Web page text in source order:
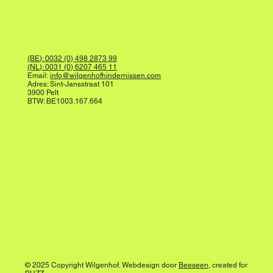
© 2025 Copyright Wilgenhof. Webdesign door Beeseen, created for
(BE): 0032 (0) 498 2873 99
(NL): 0031 (0) 6207 465 11
Email:info@wilgenhofhindernissen.com
Adres: Sint-Jansstraat 101
3900 Pelt
BTW: BE1003.167.664